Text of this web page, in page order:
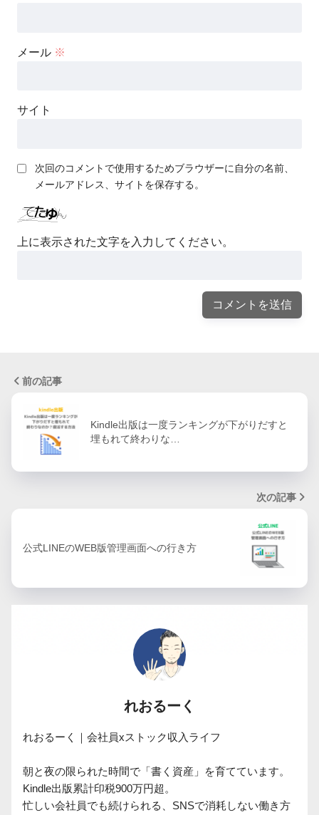
メール ※
サイト
次回のコメントで使用するためブラウザーに自分の名前、
メールアドレス、サイトを保存する。
上に表示された文字を入力してください。
前の記事
Kindle出版は一度ランキングが下がりだすと
埋もれて終わりな…
次の記事
公式LINEのWEB版管理画面への行き方
れおるーく
れおるーく｜会社員xストック収入ライフ
朝と夜の限られた時間で「書く資産」を育てています。
Kindle出版累計印税900万円超。
忙しい会社員でも続けられる、SNSで消耗しない働き方